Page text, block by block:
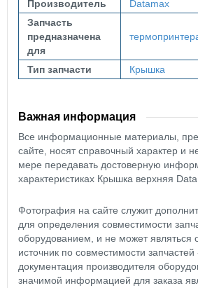
Производитель
Datamax
Запчасть
предназначена
для
Тип запчасти Крышка
Важная информация
Все информационные материалы,
сайте, носят справочный характер и
мере передавать достоверную
характеристиках Крышка верхняя
Фотография на сайте служит
для определения совместимости
оборудованием, и не может являться
источник по совместимости запчастей
документация производителя
значимой информацией для заказа